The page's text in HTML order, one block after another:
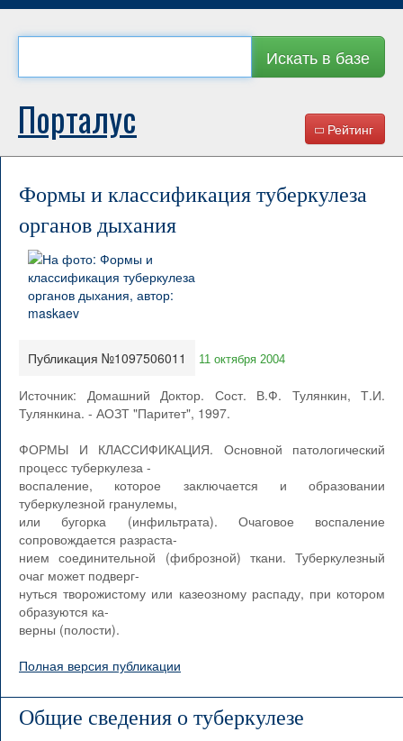
Искать в базе
Рейтинг
Порталус
Формы и классификация туберкулеза
органов дыхания
Публикация №1097506011 11 октября 2004
Источник: Домашний Доктор. Сост. В.Ф. Тулянкин, Т.И.
Тулянкина. - АОЗТ "Паритет", 1997.
ФОРМЫ И КЛАССИФИКАЦИЯ. Основной патологический
процесс туберкулеза -
воспаление, которое заключается и образовании
туберкулезной гранулемы,
или бугорка (инфильтрата). Очаговое воспаление
сопровождается разраста-
нием соединительной (фиброзной) ткани. Туберкулезный
очаг может подверг-
нуться творожистому или казеозному распаду, при котором
образуются ка-
верны (полости).
Полная версия публикации
Общие сведения о туберкулезе